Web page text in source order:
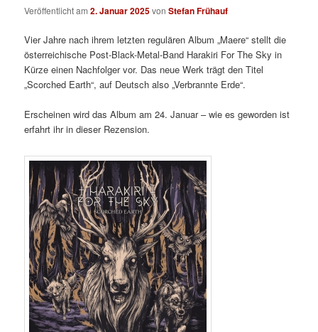
Veröffentlicht am2. Januar 2025vonStefan Frühauf
Vier Jahre nach ihrem letzten regulären Album „Maere“ stellt die
österreichische Post-Black-Metal-Band Harakiri For The Sky in
Kürze einen Nachfolger vor. Das neue Werk trägt den Titel
„Scorched Earth“, auf Deutsch also „Verbrannte Erde“.
Erscheinen wird das Album am 24. Januar – wie es geworden ist
erfahrt ihr in dieser Rezension.